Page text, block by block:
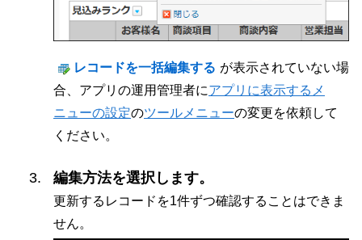
レコードを一括編集する が表示されていない場
合、アプリの運用管理者にアプリに表示するメ
ニューの設定のツールメニューの変更を依頼して
ください。
編集方法を選択します。
更新するレコードを1件ずつ確認することはできま
せん。